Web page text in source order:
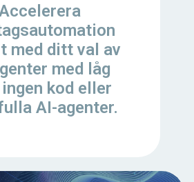
med ditt val av
med låg
ingen kod eller
AI-agenter.